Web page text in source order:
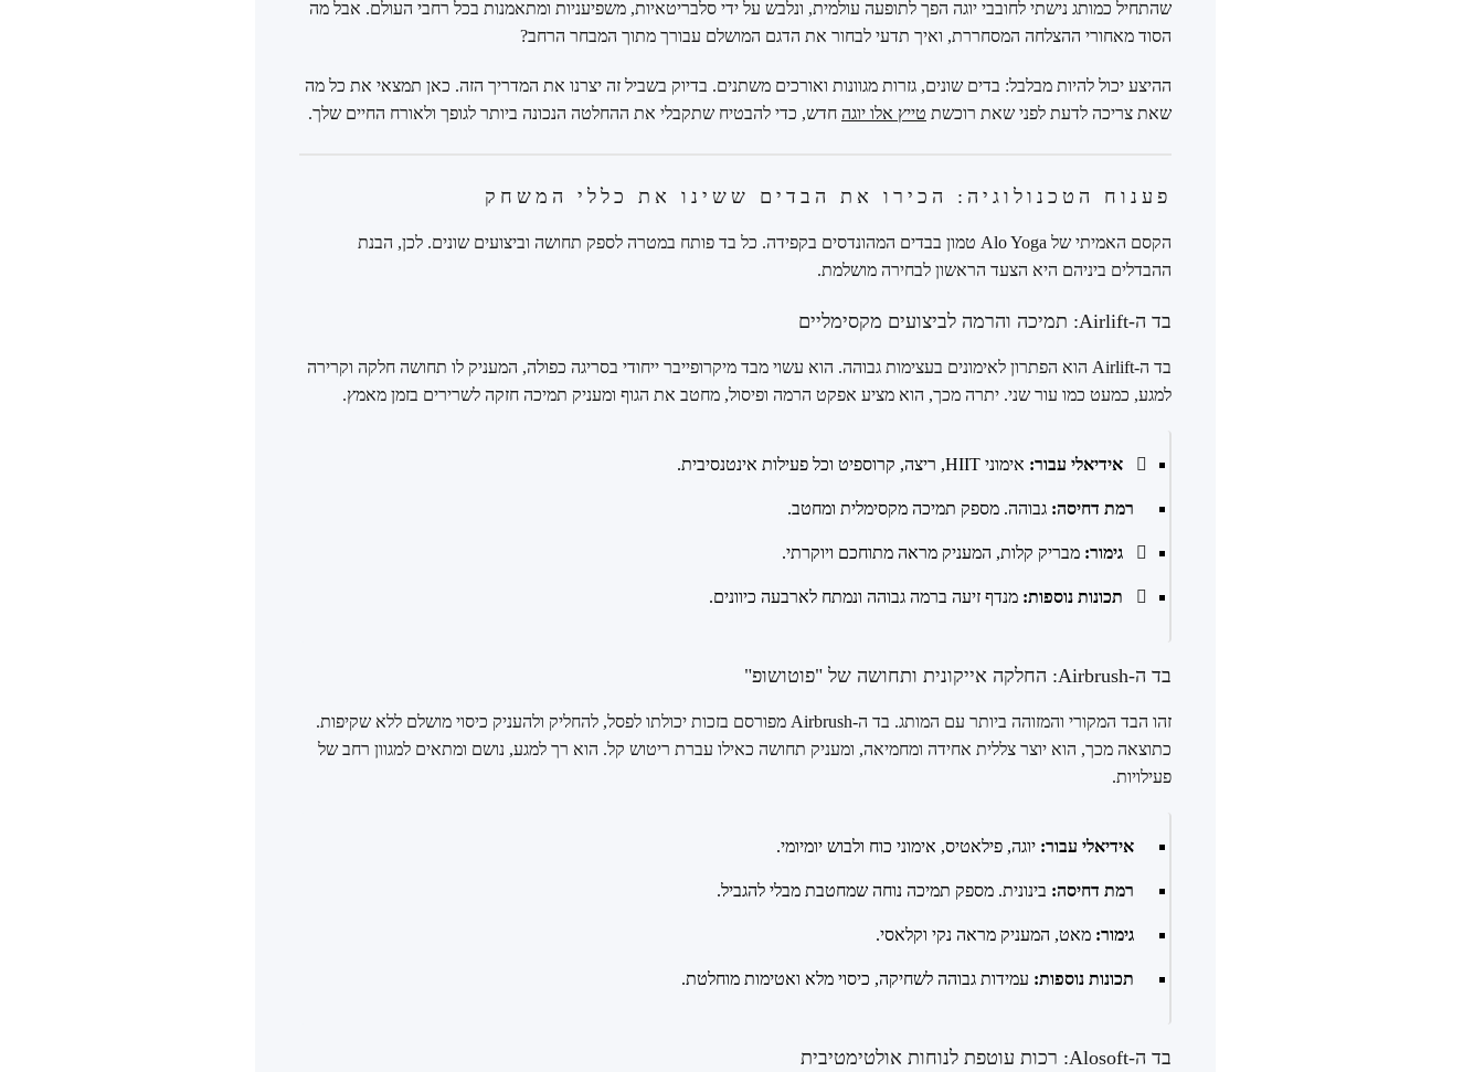
שהתחיל כמותג נישתי לחובבי יוגה הפך לתופעה עולמית, ונלבש על ידי סלבריטאיות, משפיעניות ומתאמנות בכל רחבי העולם. אבל מה
הסוד מאחורי ההצלחה המסחררת, ואיך תדעי לבחור את הדגם המושלם עבורך מתוך המבחר הרחב?
ההיצע יכול להיות מבלבל: בדים שונים, גזרות מגוונות ואורכים משתנים. בדיוק בשביל זה יצרנו את המדריך הזה. כאן תמצאי את כל מה
שאת צריכה לדעת לפני שאת רוכשת טייץ אלו יוגה חדש, כדי להבטיח שתקבלי את ההחלטה הנכונה ביותר לגופך ולאורח החיים שלך.
פענוח הטכנולוגיה: הכירו את הבדים ששינו את כללי המשחק
הקסם האמיתי של Alo Yoga טמון בבדים המהונדסים בקפידה. כל בד פותח במטרה לספק תחושה וביצועים שונים. לכן, הבנת
ההבדלים ביניהם היא הצעד הראשון לבחירה מושלמת.
בד ה-Airlift: תמיכה והרמה לביצועים מקסימליים
בד ה-Airlift הוא הפתרון לאימונים בעצימות גבוהה. הוא עשוי מבד מיקרופייבר ייחודי בסריגה כפולה, המעניק לו תחושה חלקה וקרירה
למגע, כמעט כמו עור שני. יתרה מכך, הוא מציע אפקט הרמה ופיסול, מחטב את הגוף ומעניק תמיכה חזקה לשרירים בזמן מאמץ.
אידיאלי עבור: אימוני HIIT, ריצה, קרוספיט וכל פעילות אינטנסיבית.
רמת דחיסה: גבוהה. מספק תמיכה מקסימלית ומחטב.
גימור: מבריק קלות, המעניק מראה מתוחכם ויוקרתי.
תכונות נוספות: מנדף זיעה ברמה גבוהה ונמתח לארבעה כיוונים.
בד ה-Airbrush: החלקה אייקונית ותחושה של "פוטושופ"
זהו הבד המקורי והמזוהה ביותר עם המותג. בד ה-Airbrush מפורסם בזכות יכולתו לפסל, להחליק ולהעניק כיסוי מושלם ללא שקיפות.
כתוצאה מכך, הוא יוצר צללית אחידה ומחמיאה, ומעניק תחושה כאילו עברת ריטוש קל. הוא רך למגע, נושם ומתאים למגוון רחב של
פעילויות.
אידיאלי עבור: יוגה, פילאטיס, אימוני כוח ולבוש יומיומי.
רמת דחיסה: בינונית. מספק תמיכה נוחה שמחטבת מבלי להגביל.
גימור: מאט, המעניק מראה נקי וקלאסי.
תכונות נוספות: עמידות גבוהה לשחיקה, כיסוי מלא ואטימות מוחלטת.
בד ה-Alosoft: רכות עוטפת לנוחות אולטימטיבית